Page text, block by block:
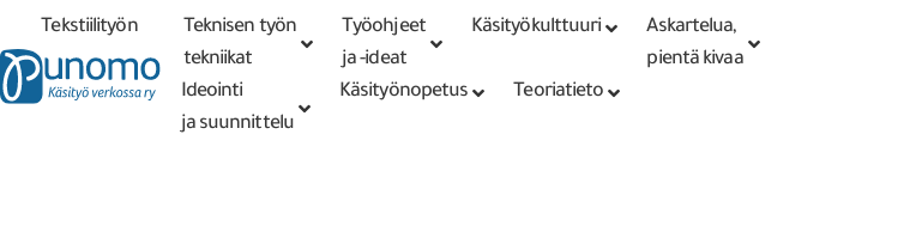
Tarkennettu PunomoputiikkiKirjaudu tai
rekisteröidy
Tekstiilityön
tekniikat
Teknisen työn
tekniikat
Työohjeet
ja -ideat
Käsityökulttuuri
Askartelua,
pientä kivaa
Ideointi
ja suunnittelu
Käsityönopetus Teoriatieto